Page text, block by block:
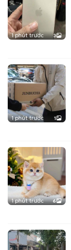
1 phút trước 3
1 phút trước 1
1 phút trước 6